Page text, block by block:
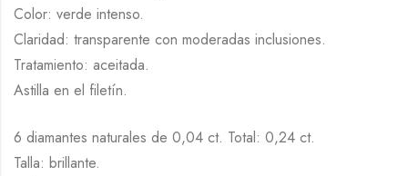
Color: verde intenso.
Claridad: transparente con moderadas inclusiones.
Tratamiento: aceitada.
Astilla en el filetín.
6 diamantes naturales de 0,04 ct. Total: 0,24 ct.
Talla: brillante.